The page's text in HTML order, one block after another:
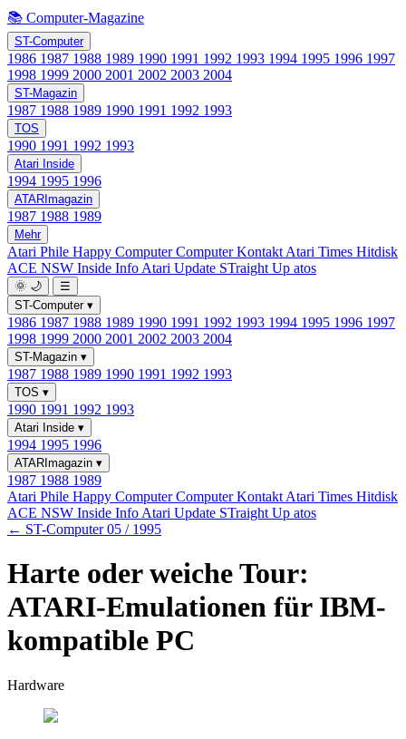
📚 Computer-Magazine
ST-Computer
1986 1987 1988 1989 1990 1991 1992 1993 1994 1995 1996 1997
1998 1999 2000 2001 2002 2003 2004
ST-Magazin
1987 1988 1989 1990 1991 1992 1993
TOS
1990 1991 1992 1993
Atari Inside
1994 1995 1996
ATARImagazin
1987 1988 1989
Mehr
Atari Phile Happy ComputerComputer Kontakt Atari Times Hitdisk
ACE NSW Inside Info Atari Update STraight Up atos
🌞 🌙
☰
ST-Computer ▾
1986 1987 1988 1989 1990 1991 1992 1993 1994 1995 1996 1997
1998 1999 2000 2001 2002 2003 2004
ST-Magazin ▾
1987 1988 1989 1990 1991 1992 1993
TOS ▾
1990 1991 1992 1993
Atari Inside ▾
1994 1995 1996
ATARImagazin ▾
1987 1988 1989
Atari Phile Happy ComputerComputer Kontakt Atari Times Hitdisk
ACE NSW Inside Info Atari Update STraight Up atos
← ST-Computer 05 / 1995
Harte oder weiche Tour:
ATARI-Emulationen für IBM-
kompatible PC
Hardware